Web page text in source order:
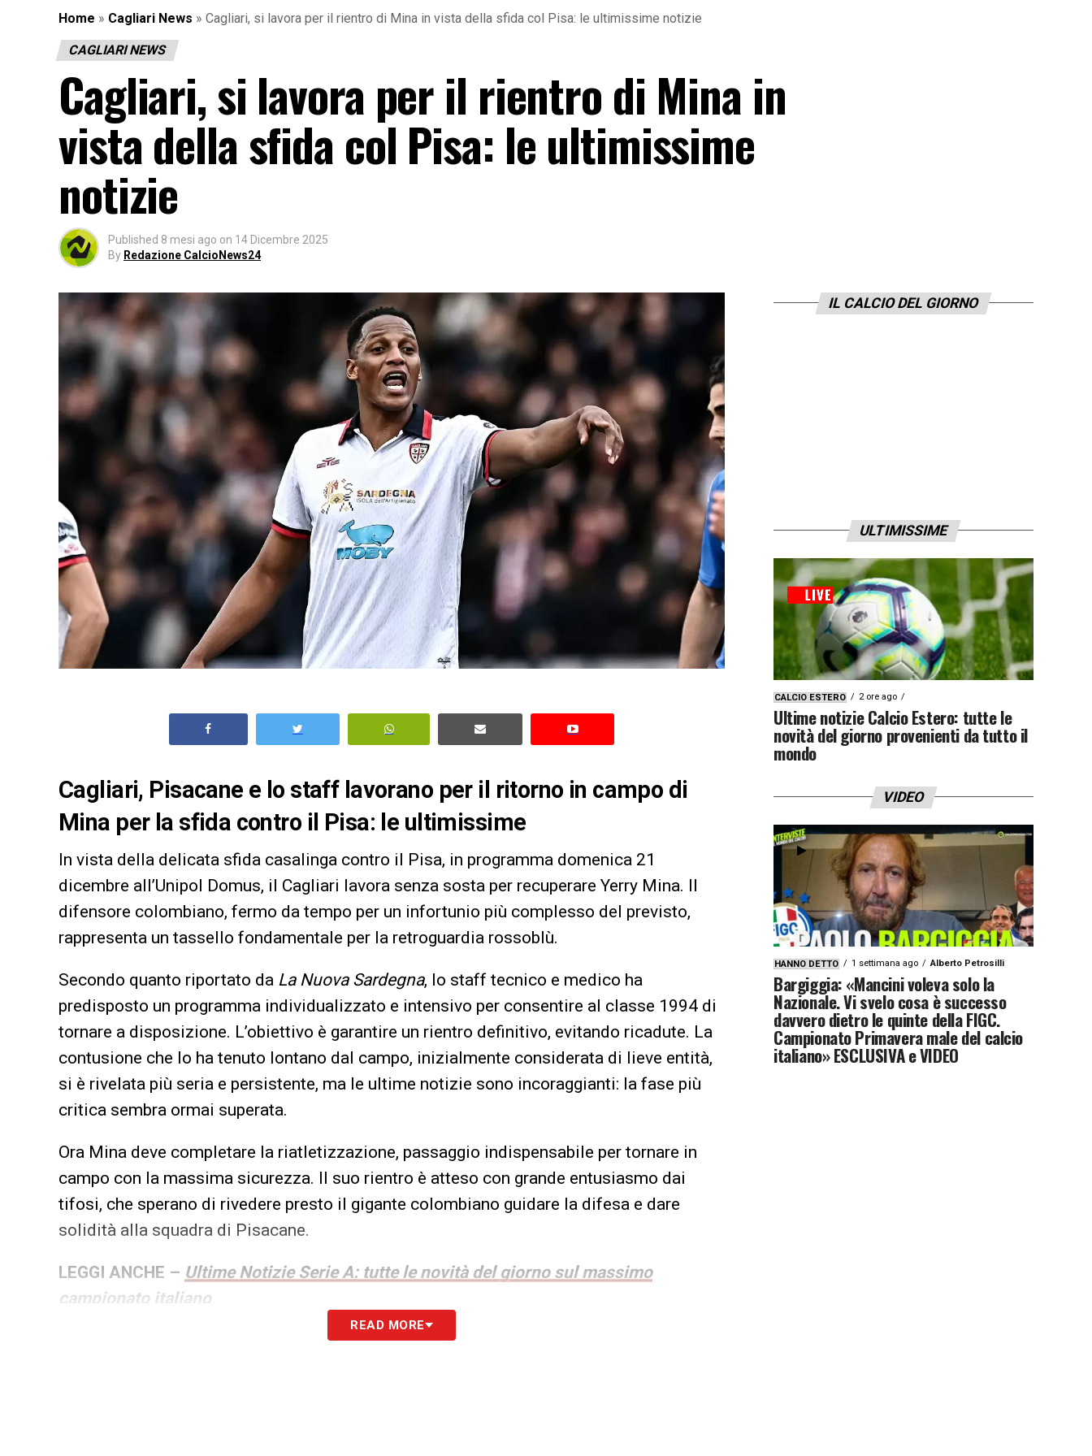
Home » Cagliari News » Cagliari, si lavora per il rientro di Mina in vista della sfida col Pisa: le ultimissime notizie
CAGLIARI NEWS
Cagliari, si lavora per il rientro di Mina in
vista della sfida col Pisa: le ultimissime
notizie
Published 8 mesi ago on 14 Dicembre 2025
By Redazione CalcioNews24
Cagliari, Pisacane e lo staff lavorano per il ritorno in campo di
Mina per la sfida contro il Pisa: le ultimissime
In vista della delicata sfida casalinga contro il Pisa, in programma domenica 21
dicembre all’Unipol Domus, il Cagliari lavora senza sosta per recuperare Yerry Mina. Il
difensore colombiano, fermo da tempo per un infortunio più complesso del previsto,
rappresenta un tassello fondamentale per la retroguardia rossoblù.
Secondo quanto riportato da La Nuova Sardegna, lo staff tecnico e medico ha
predisposto un programma individualizzato e intensivo per consentire al classe 1994 di
tornare a disposizione. L’obiettivo è garantire un rientro definitivo, evitando ricadute. La
contusione che lo ha tenuto lontano dal campo, inizialmente considerata di lieve entità,
si è rivelata più seria e persistente, ma le ultime notizie sono incoraggianti: la fase più
critica sembra ormai superata.
Ora Mina deve completare la riatletizzazione, passaggio indispensabile per tornare in
campo con la massima sicurezza. Il suo rientro è atteso con grande entusiasmo dai
tifosi, che sperano di rivedere presto il gigante colombiano guidare la difesa e dare
solidità alla squadra di Pisacane.
LEGGI ANCHE – Ultime Notizie Serie A: tutte le novità del giorno sul massimo
campionato italiano
READ MORE
IL CALCIO DEL GIORNO
ULTIMISSIME
CALCIO ESTERO 2 ore ago
Ultime notizie Calcio Estero: tutte le
novità del giorno provenienti da tutto il
mondo
VIDEO
HANNO DETTO 1 settimana ago Alberto Petrosilli
Bargiggia: «Mancini voleva solo la
Nazionale. Vi svelo cosa è successo
davvero dietro le quinte della FIGC.
Campionato Primavera male del calcio
italiano» ESCLUSIVA e VIDEO